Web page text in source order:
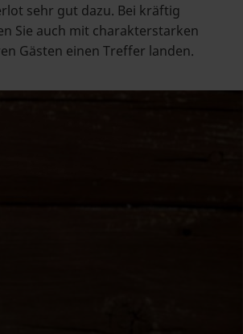
sehr gut dazu. Bei kräftig
Sie auch mit charakterstarken
Gästen einen Treffer landen.